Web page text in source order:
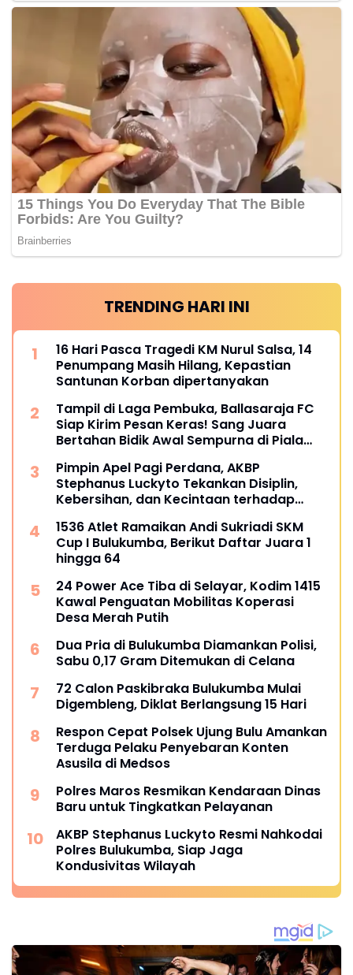
TRENDING HARI INI
16 Hari Pasca Tragedi KM Nurul Salsa, 14
Penumpang Masih Hilang, Kepastian
Santunan Korban dipertanyakan
Tampil di Laga Pembuka, Ballasaraja FC
Siap Kirim Pesan Keras! Sang Juara
Bertahan Bidik Awal Sempurna di Piala
Pimpin Apel Pagi Perdana, AKBP
Stephanus Luckyto Tekankan Disiplin,
Kebersihan, dan Kecintaan terhadap
1536 Atlet Ramaikan Andi Sukriadi SKM
Cup I Bulukumba, Berikut Daftar Juara 1
hingga 64
24 Power Ace Tiba di Selayar, Kodim 1415
Kawal Penguatan Mobilitas Koperasi
Desa Merah Putih
Dua Pria di Bulukumba Diamankan Polisi,
Sabu 0,17 Gram Ditemukan di Celana
72 Calon Paskibraka Bulukumba Mulai
Digembleng, Diklat Berlangsung 15 Hari
Respon Cepat Polsek Ujung Bulu Amankan
Terduga Pelaku Penyebaran Konten
Asusila di Medsos
Polres Maros Resmikan Kendaraan Dinas
Baru untuk Tingkatkan Pelayanan
AKBP Stephanus Luckyto Resmi Nahkodai
Polres Bulukumba, Siap Jaga
Kondusivitas Wilayah